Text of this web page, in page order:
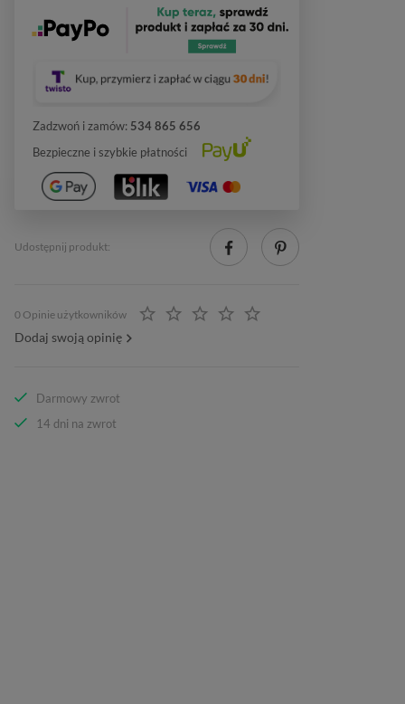
Zadzwoń i zamów: 534 865 656
Bezpieczne i szybkie płatności
Udostępnij produkt:
0 Opinie użytkowników
Dodaj swoją opinię
Darmowy zwrot
14 dni na zwrot